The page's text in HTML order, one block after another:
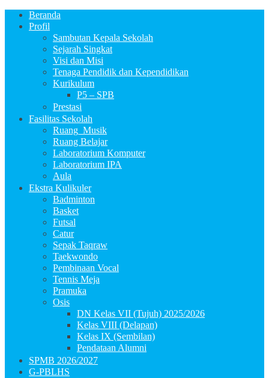
Beranda
Profil
Sambutan Kepala Sekolah
Sejarah Singkat
Visi dan Misi
Tenaga Pendidik dan Kependidikan
Kurikulum
P5 – SPB
Prestasi
Fasilitas Sekolah
Ruang_Musik
Ruang Belajar
Laboratorium Komputer
Laboratorium IPA
Aula
Ekstra Kulikuler
Badminton
Basket
Futsal
Catur
Sepak Taqraw
Taekwondo
Pembinaan Vocal
Tennis Meja
Pramuka
Osis
DN Kelas VII (Tujuh) 2025/2026
Kelas VIII (Delapan)
Kelas IX (Sembilan)
Pendataan Alumni
SPMB 2026/2027
G-PBLHS